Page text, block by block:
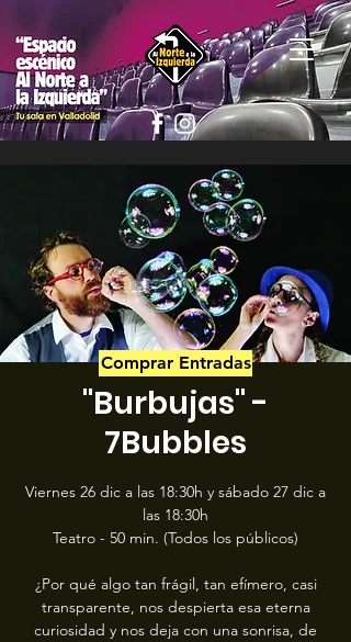
"Burbujas" -
7Bubbles
Viernes 26 dic a las 18:30h y sábado 27 dic a
las 18:30h
Teatro - 50 min. (Todos los públicos)
¿Por qué algo tan frágil, tan efímero, casi
transparente, nos despierta esa eterna
curiosidad y nos deja con una sonrisa, de
Comprar Entradas